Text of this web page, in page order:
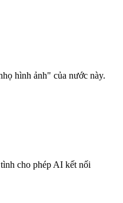
hình ảnh" của nước này.
cho phép AI kết nối